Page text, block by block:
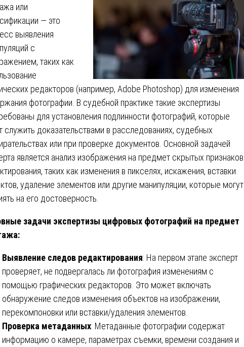
или
— это
выявления
с
таких как
редакторов (например, Adobe Photoshop) для изменения
фотографии. В судебной практике такие экспертизы
для установления подлинности фотографий, которые
служить доказательствами в расследованиях, судебных
или при проверке документов. Основной задачей
является анализ изображения на предмет скрытых признаков
таких как изменения в пикселях, искажения, вставки
удаление элементов или другие манипуляции, которые могут
на его достоверность.
задачи экспертизы цифровых фотографий на предмет
Выявление следов редактирования: На первом этапе эксперт
проверяет, не подвергалась ли фотография изменениям с
помощью графических редакторов. Это может включать
обнаружение следов изменения объектов на изображении,
перекомпоновки или вставки/удаления элементов.
Проверка метаданных: Метаданные фотографии содержат
информацию о камере, параметрах съемки, времени создания и